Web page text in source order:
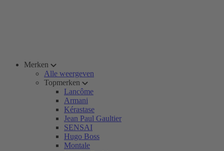
Merken
Alle weergeven
Topmerken
Lancôme
Armani
Kérastase
Jean Paul Gaultier
SENSAI
Hugo Boss
Montale